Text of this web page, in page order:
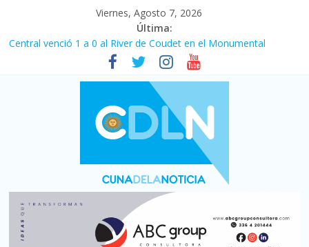
Viernes, Agosto 7, 2026
Última:
Central venció 1 a 0 al River de Coudet en el Monumental
La morosidad alcanzó su nivel más alto en dos décadas y ya
afecta a 400 mil deudores en Santa Fe
Desde que asumió Milei cerraron 41.000 kioscos: el sector
denuncia crisis como en 2001
Vacaciones de invierno con más movimiento y consumo
turístico: 4,6 millones de personas viajaron por el país, un 5,9%
Fuerte caída de la venta de autos usados en julio: bajó un 12,6%